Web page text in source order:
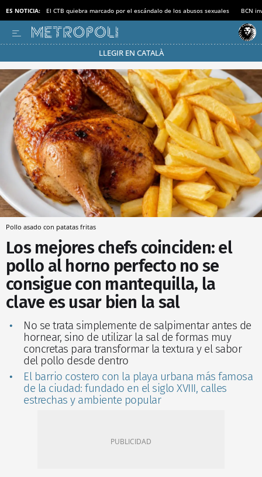
ES NOTICIA: El CTB quiebra marcado por el escándalo de los abusos sexuales BCN
LLEGIR EN CATALÀ
Pásate al MODO AHORRO
Pollo asado con patatas fritas
Los mejores chefs coinciden: el
pollo al horno perfecto no se
consigue con mantequilla, la
clave es usar bien la sal
No se trata simplemente de salpimentar antes de
hornear, sino de utilizar la sal de formas muy
concretas para transformar la textura y el sabor
del pollo desde dentro
El barrio costero con la playa urbana más famosa
de la ciudad: fundado en el siglo XVIII, calles
estrechas y ambiente popular